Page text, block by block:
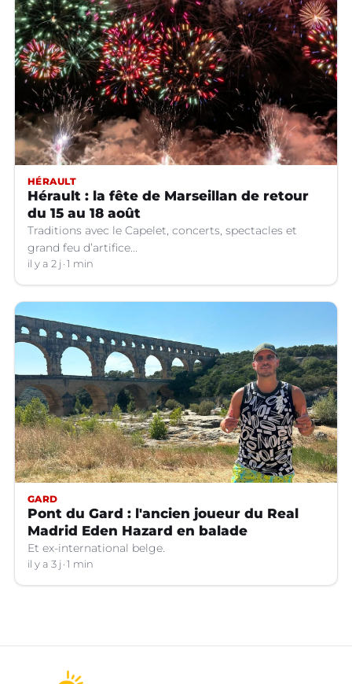
HÉRAULT
Hérault : la fête de Marseillan de retour
du 15 au 18 août
Traditions avec le Capelet, concerts, spectacles et
grand feu d’artifice...
il y a 2 j 1 min
GARD
Pont du Gard : l'ancien joueur du Real
Madrid Eden Hazard en balade
Et ex-international belge.
il y a 3 j 1 min